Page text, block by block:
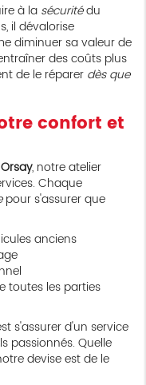
à la sécuritédu
il dévalorise
diminuer sa valeur de
des coûts plus
de le réparer dès que
confort et
, notre atelier
Chaque
pour s'assurer que
anciens
toutes les parties
s'assurer d'un service
passionnés. Quelle
devise est de le